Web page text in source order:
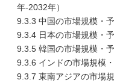
年-2032年）
9.3.3 中国の市場規模・
9.3.4 日本の市場規模・
9.3.5 韓国の市場規模・
9.3.6 インドの市場規模
9.3.7 東南アジアの市場